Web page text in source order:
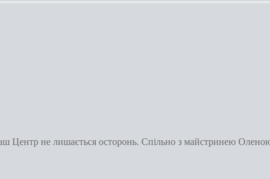
Центр не лишається осторонь. Спільно з майстринею